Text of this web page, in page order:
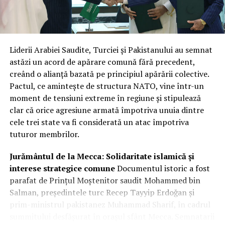
unică. Această structură reflectă nu doar încrederea în
capacitățile tehnice ale companiilor, ci și nevoia urgentă
de a avea fluxuri constante și sigure de date radar la
Integrare hibridă: Datele comerciale
vor completa sistemele clasificate
de recunoaștere
Miza principală a acestui parteneriat este crearea unei
rețele hibride de supraveghere. Prin fuziunea
înaltă rezoluție, agenția își sporește considerabil
capacitatea de recunoaștere și flexibilitatea de reacție.
Radarul cu apertură sintetică este vital deoarece
permite observarea obiectivelor de interes indiferent de
condițiile meteorologice sau de momentul zilei, trecând
Liderii Arabiei Saudite, Turciei și Pakistanului au semnat
astăzi un acord de apărare comună fără precedent,
creând o alianță bazată pe principiul apărării colective.
Pactul, ce amintește de structura NATO, vine într-un
moment de tensiuni extreme în regiune și stipulează
clar că orice agresiune armată împotriva unuia dintre
cele trei state va fi considerată un atac împotriva
tuturor membrilor.
Jurământul de la Mecca: Solidaritate islamică și
interese strategice comuneDocumentul istoric a fost
parafat de Prințul Moștenitor saudit Mohammed bin
Salman, președintele turc Recep Tayyip Erdoğan și
prim-ministrul pakistanez Muhammad Sharif, în cadrul